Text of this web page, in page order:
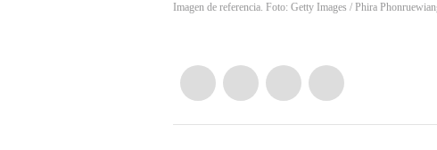
Imagen de referencia. Foto: Getty Images / Phira